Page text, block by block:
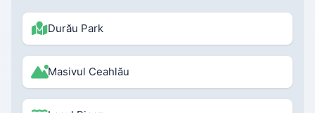
Durău Park
Masivul Ceahlău